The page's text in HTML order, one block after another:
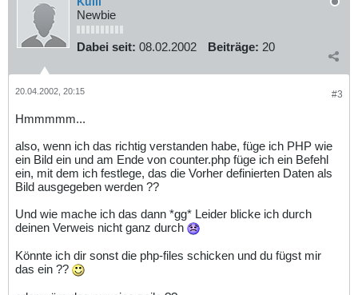
Newbie
Dabei seit: 08.02.2002 Beiträge: 20
#3
20.04.2002, 20:15
Hmmmmm...
also, wenn ich das richtig verstanden habe, füge ich PHP wie
ein Bild ein und am Ende von counter.php füge ich ein Befehl
ein, mit dem ich festlege, das die Vorher definierten Daten als
Bild ausgegeben werden ??
Und wie mache ich das dann *gg* Leider blicke ich durch
deinen Verweis nicht ganz durch
Könnte ich dir sonst die php-files schicken und du fügst mir
das ein ??